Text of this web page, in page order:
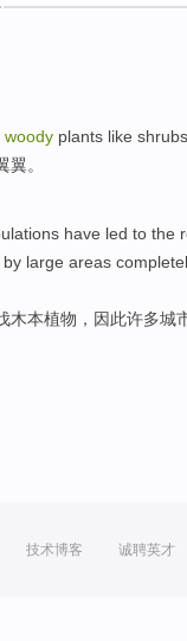
woody plants like shrubs
翼。
have led to the
by large areas
木本植物 ， 因此许多城
技术博客 诚聘英才